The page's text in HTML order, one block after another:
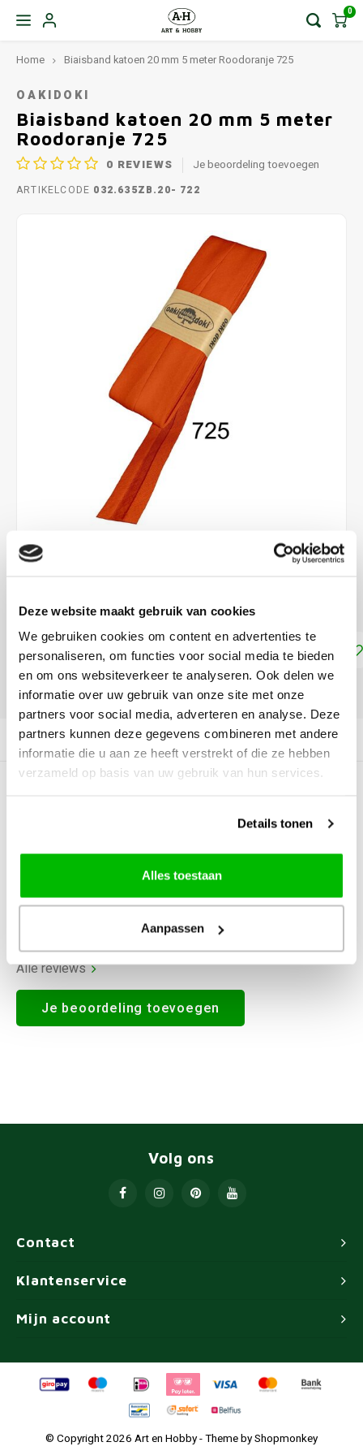
Deze website maakt gebruik van cookies
We gebruiken cookies om content en advertenties te
personaliseren, om functies voor social media te bieden
en om ons websiteverkeer te analyseren. Ook delen we
informatie over uw gebruik van onze site met onze
partners voor social media, adverteren en analyse. Deze
partners kunnen deze gegevens combineren met andere
informatie die u aan ze heeft verstrekt of die ze hebben
verzameld op basis van uw gebruik van hun services.
Details tonen
Alles toestaan
Aanpassen
0
Home Biaisband katoen 20 mm 5 meter Roodoranje 725
OAKIDOKI
Biaisband katoen 20 mm 5 meter
Roodoranje 725
0 REVIEWS Je beoordeling toevoegen
ARTIKELCODE 032.635ZB.20- 722
DIRECT LEVERBAAR
Toevoegen aan winkelwagen
DELEN:
Productomschrijving
Alle reviews
Je beoordeling toevoegen
Contact
Volg ons
Klantenservice
Mijn account
© Copyright 2026 Art en Hobby - Theme byShopmonkey